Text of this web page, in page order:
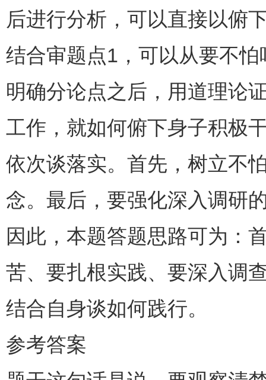
后进行分析，可以直接以俯
结合审题点1，可以从要不
明确分论点之后，用道理论
工作，就如何俯下身子积极
依次谈落实。首先，树立不
念。最后，要强化深入调研
因此，本题答题思路可为：
苦、要扎根实践、要深入调
结合自身谈如何践行。
参考答案